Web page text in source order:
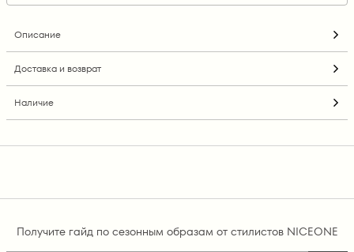
Описание
Доставка и возврат
Наличие
Получите гайд по сезонным образам от стилистов NICEONE